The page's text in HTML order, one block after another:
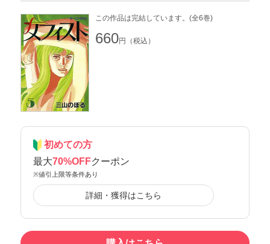
この作品は完結しています。(全6巻)
660円（税込）
初めての方
最大70%OFFクーポン
※値引上限等条件あり
詳細・獲得はこちら